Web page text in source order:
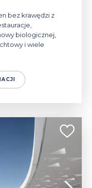
bez krawędzi z
biologicznej,
i wiele